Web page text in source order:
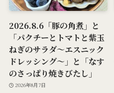
2026.8.6「豚の角煮」と
「パクチーとトマトと紫玉
ねぎのサラダ～エスニック
ドレッシング～」と「なす
のさっぱり焼きびたし」
2026年8月7日